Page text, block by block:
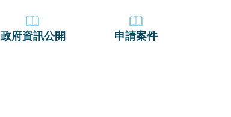
政府資訊公開 申請案件